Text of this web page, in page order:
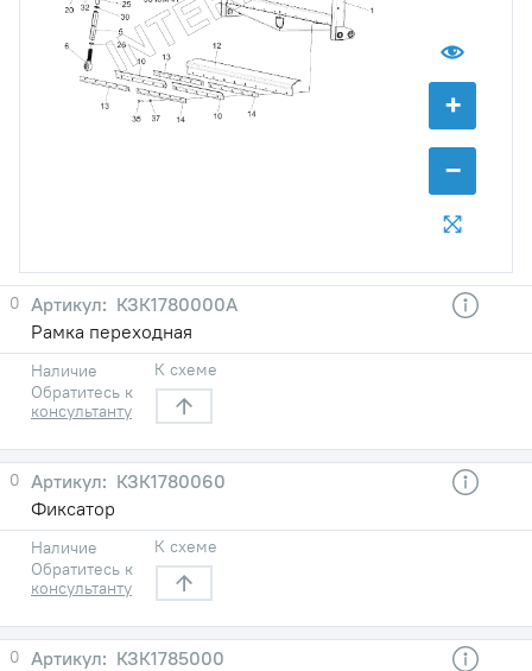
+
−
0
КЗК1780000А
Рамка переходная
Наличие
Обратитесь к
консультанту
К схеме
0
КЗК1780060
Фиксатор
Наличие
Обратитесь к
консультанту
К схеме
0
КЗК1785000